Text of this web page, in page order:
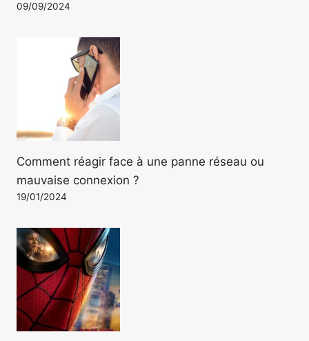
09/09/2024
Comment réagir face à une panne réseau ou
mauvaise connexion ?
19/01/2024